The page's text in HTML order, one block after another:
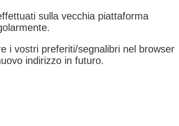
sulla vecchia piattaforma
i vostri preferiti/segnalibri nel browser
indirizzo in futuro.